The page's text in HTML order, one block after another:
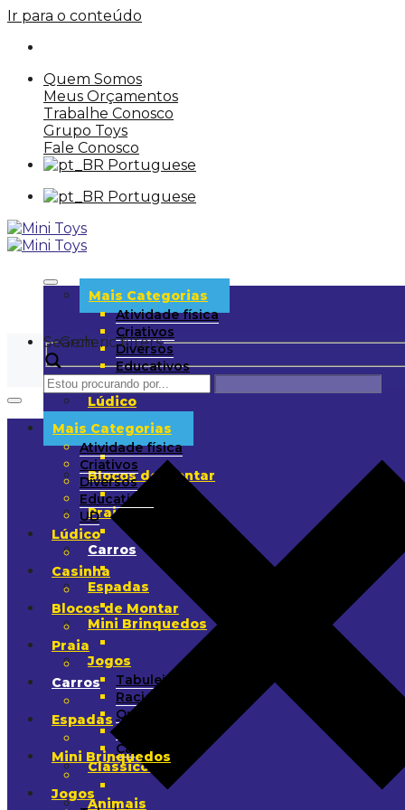
Ir para o conteúdo
Quem Somos
Meus Orçamentos
Trabalhe Conosco
Grupo Toys
Fale Conosco
Portuguese
Portuguese
Mais Categorias
Atividade física
Criativos
Diversos
Educativos
UD
Lúdico
Casinha
Blocos de Montar
Praia
Carros
Espadas
Mini Brinquedos
Jogos
Tabuleiro
Raciocínio
Quebra-Cabeça
Arremesso
Cartas
Clássicos
Animais
Search
Generic filters
Mais Categorias
Atividade física
Criativos
Diversos
Educativos
UD
Lúdico
Casinha
Blocos de Montar
Praia
Carros
Espadas
Mini Brinquedos
Jogos